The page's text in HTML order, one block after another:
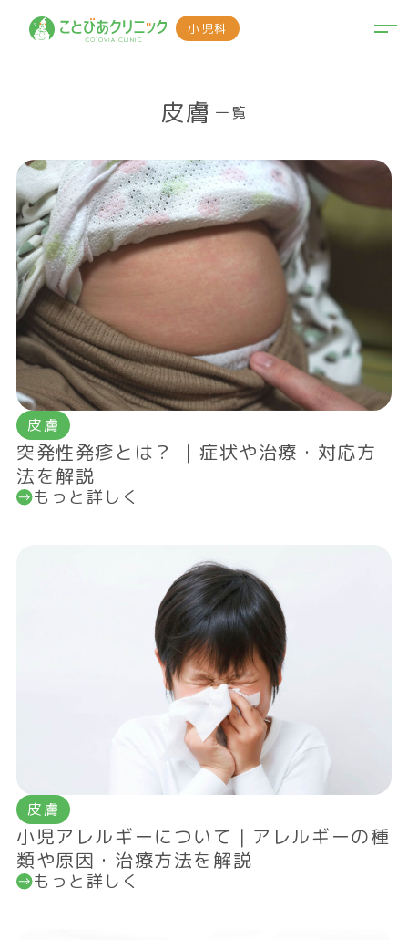
小児科
皮膚
皮膚
突発性発疹とは？ ｜症状や治療・対応方
法を解説
もっと詳しく
皮膚
小児アレルギーについて｜アレルギーの種
類や原因・治療方法を解説
もっと詳しく
ペ
ー
ジ
ペ
ー
ジ